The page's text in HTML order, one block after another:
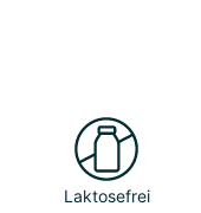
Laktosefrei